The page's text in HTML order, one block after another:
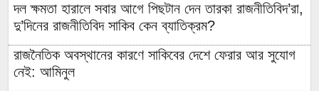
দল ক্ষমতা হারালে সবার আগে পিছটান দেন তারকা রাজনীতিবিদ’রা,
দু’দিনের রাজনীতিবিদ সাকিব কেন ব্যাতিক্রম?
রাজনৈতিক অবস্থানের কারণে সাকিবের দেশে ফেরার আর সুযোগ
নেই: আমিনুল